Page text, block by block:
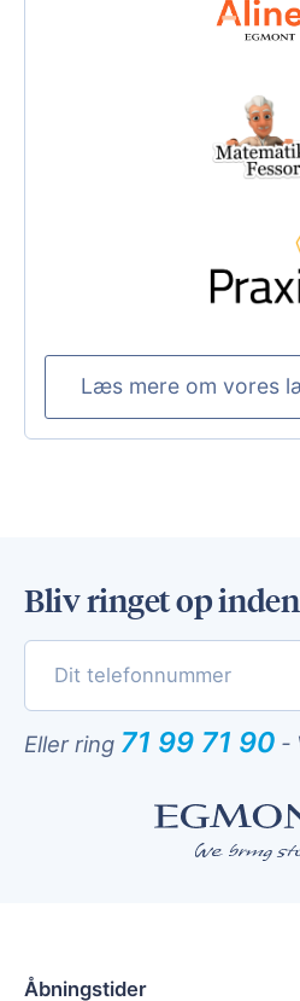
Læs mere om vores
Bliv ringet op
Eller ring 71 99 71 90 -
Åbningstider